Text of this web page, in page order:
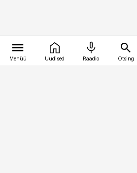
Menüü Uudised Raadio Otsing